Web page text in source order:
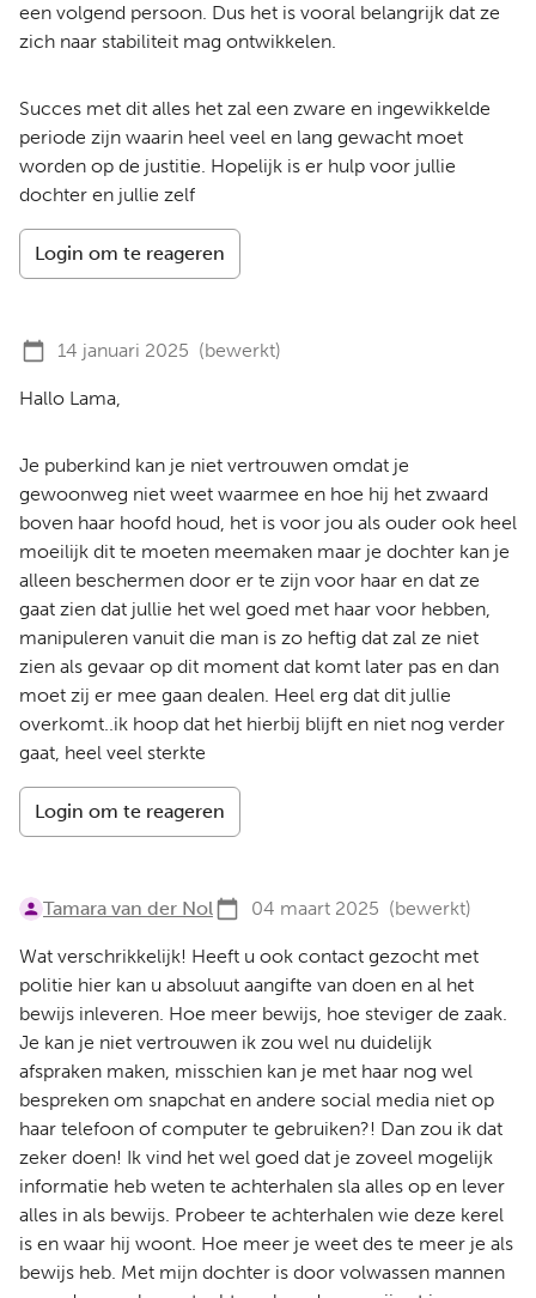
een volgend persoon. Dus het is vooral belangrijk dat ze
zich naar stabiliteit mag ontwikkelen.
Succes met dit alles het zal een zware en ingewikkelde
periode zijn waarin heel veel en lang gewacht moet
worden op de justitie. Hopelijk is er hulp voor jullie
dochter en jullie zelf
Login om te reageren
14 januari 2025 (bewerkt)
Hallo Lama,
Je puberkind kan je niet vertrouwen omdat je
gewoonweg niet weet waarmee en hoe hij het zwaard
boven haar hoofd houd, het is voor jou als ouder ook heel
moeilijk dit te moeten meemaken maar je dochter kan je
alleen beschermen door er te zijn voor haar en dat ze
gaat zien dat jullie het wel goed met haar voor hebben,
manipuleren vanuit die man is zo heftig dat zal ze niet
zien als gevaar op dit moment dat komt later pas en dan
moet zij er mee gaan dealen. Heel erg dat dit jullie
overkomt..ik hoop dat het hierbij blijft en niet nog verder
gaat, heel veel sterkte
Login om te reageren
Tamara van der Nol 04 maart 2025 (bewerkt)
Wat verschrikkelijk! Heeft u ook contact gezocht met
politie hier kan u absoluut aangifte van doen en al het
bewijs inleveren. Hoe meer bewijs, hoe steviger de zaak.
Je kan je niet vertrouwen ik zou wel nu duidelijk
afspraken maken, misschien kan je met haar nog wel
bespreken om snapchat en andere social media niet op
haar telefoon of computer te gebruiken?! Dan zou ik dat
zeker doen! Ik vind het wel goed dat je zoveel mogelijk
informatie heb weten te achterhalen sla alles op en lever
alles in als bewijs. Probeer te achterhalen wie deze kerel
is en waar hij woont. Hoe meer je weet des te meer je als
bewijs heb. Met mijn dochter is door volwassen mannen